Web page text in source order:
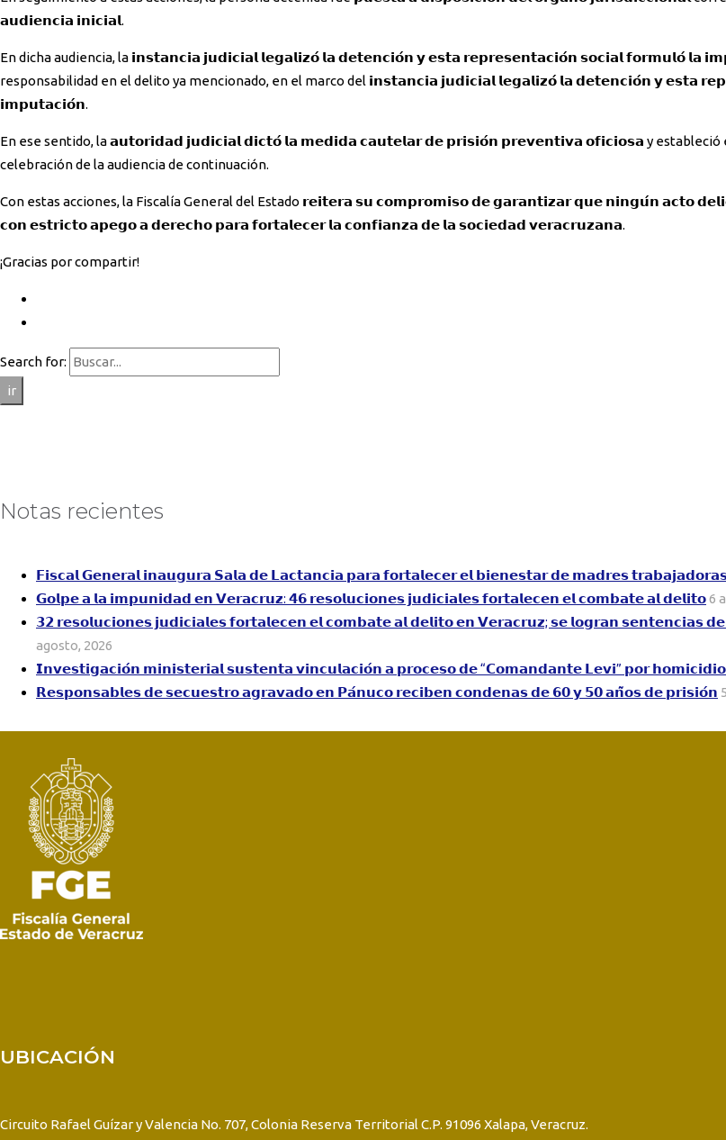
𝗮𝘂𝗱𝗶𝗲𝗻𝗰𝗶𝗮 𝗶𝗻𝗶𝗰𝗶𝗮𝗹.
En dicha audiencia, la 𝗶𝗻𝘀𝘁𝗮𝗻𝗰𝗶𝗮 𝗷𝘂𝗱𝗶𝗰𝗶𝗮𝗹 𝗹𝗲𝗴𝗮𝗹𝗶𝘇𝗼́ 𝗹𝗮 𝗱𝗲𝘁𝗲𝗻𝗰𝗶𝗼́𝗻 𝘆 𝗲𝘀𝘁𝗮 𝗿𝗲𝗽𝗿𝗲𝘀𝗲𝗻𝘁𝗮𝗰𝗶𝗼́𝗻 𝘀𝗼𝗰𝗶𝗮𝗹 𝗳𝗼𝗿𝗺𝘂𝗹𝗼́ 𝗹𝗮
responsabilidad en el delito ya mencionado, en el marco del 𝗶𝗻𝘀𝘁𝗮𝗻𝗰𝗶𝗮 𝗷𝘂𝗱𝗶𝗰𝗶𝗮𝗹 𝗹𝗲𝗴𝗮𝗹𝗶𝘇𝗼́ 𝗹𝗮 𝗱𝗲𝘁𝗲𝗻𝗰𝗶𝗼́𝗻 𝘆 𝗲𝘀𝘁𝗮
𝗶𝗺𝗽𝘂𝘁𝗮𝗰𝗶𝗼́𝗻.
En ese sentido, la 𝗮𝘂𝘁𝗼𝗿𝗶𝗱𝗮𝗱 𝗷𝘂𝗱𝗶𝗰𝗶𝗮𝗹 𝗱𝗶𝗰𝘁𝗼́ 𝗹𝗮 𝗺𝗲𝗱𝗶𝗱𝗮 𝗰𝗮𝘂𝘁𝗲𝗹𝗮𝗿 𝗱𝗲 𝗽𝗿𝗶𝘀𝗶𝗼́𝗻 𝗽𝗿𝗲𝘃𝗲𝗻𝘁𝗶𝘃𝗮 𝗼𝗳𝗶𝗰𝗶𝗼𝘀𝗮 y
celebración de la audiencia de continuación.
Con estas acciones, la Fiscalía General del Estado 𝗿𝗲𝗶𝘁𝗲𝗿𝗮 𝘀𝘂 𝗰𝗼𝗺𝗽𝗿𝗼𝗺𝗶𝘀𝗼 𝗱𝗲 𝗴𝗮𝗿𝗮𝗻𝘁𝗶𝘇𝗮𝗿 𝗾𝘂𝗲 𝗻𝗶𝗻𝗴𝘂́𝗻 𝗮𝗰𝘁𝗼
𝗰𝗼𝗻 𝗲𝘀𝘁𝗿𝗶𝗰𝘁𝗼 𝗮𝗽𝗲𝗴𝗼 𝗮 𝗱𝗲𝗿𝗲𝗰𝗵𝗼 𝗽𝗮𝗿𝗮 𝗳𝗼𝗿𝘁𝗮𝗹𝗲𝗰𝗲𝗿 𝗹𝗮 𝗰𝗼𝗻𝗳𝗶𝗮𝗻𝘇𝗮 𝗱𝗲 𝗹𝗮 𝘀𝗼𝗰𝗶𝗲𝗱𝗮𝗱 𝘃𝗲𝗿𝗮𝗰𝗿𝘂𝘇𝗮𝗻𝗮.
¡Gracias por compartir!
Search for:
ir
Notas recientes
𝗙𝗶𝘀𝗰𝗮𝗹 𝗚𝗲𝗻𝗲𝗿𝗮𝗹 𝗶𝗻𝗮𝘂𝗴𝘂𝗿𝗮 𝗦𝗮𝗹𝗮 𝗱𝗲 𝗟𝗮𝗰𝘁𝗮𝗻𝗰𝗶𝗮 𝗽𝗮𝗿𝗮 𝗳𝗼𝗿𝘁𝗮𝗹𝗲𝗰𝗲𝗿 𝗲𝗹 𝗯𝗶𝗲𝗻𝗲𝘀𝘁𝗮𝗿 𝗱𝗲 𝗺𝗮𝗱𝗿𝗲𝘀
𝗚𝗼𝗹𝗽𝗲 𝗮 𝗹𝗮 𝗶𝗺𝗽𝘂𝗻𝗶𝗱𝗮𝗱 𝗲𝗻 𝗩𝗲𝗿𝗮𝗰𝗿𝘂𝘇: 𝟰𝟲 𝗿𝗲𝘀𝗼𝗹𝘂𝗰𝗶𝗼𝗻𝗲𝘀 𝗷𝘂𝗱𝗶𝗰𝗶𝗮𝗹𝗲𝘀 𝗳𝗼𝗿𝘁𝗮𝗹𝗲𝗰𝗲𝗻 𝗲𝗹 𝗰𝗼𝗺𝗯𝗮𝘁𝗲 𝗮𝗹 𝗱𝗲𝗹𝗶𝘁𝗼6
𝟯𝟮 𝗿𝗲𝘀𝗼𝗹𝘂𝗰𝗶𝗼𝗻𝗲𝘀 𝗷𝘂𝗱𝗶𝗰𝗶𝗮𝗹𝗲𝘀 𝗳𝗼𝗿𝘁𝗮𝗹𝗲𝗰𝗲𝗻 𝗲𝗹 𝗰𝗼𝗺𝗯𝗮𝘁𝗲 𝗮𝗹 𝗱𝗲𝗹𝗶𝘁𝗼 𝗲𝗻 𝗩𝗲𝗿𝗮𝗰𝗿𝘂𝘇; 𝘀𝗲 𝗹𝗼𝗴𝗿𝗮𝗻
agosto, 2026
𝗜𝗻𝘃𝗲𝘀𝘁𝗶𝗴𝗮𝗰𝗶𝗼́𝗻 𝗺𝗶𝗻𝗶𝘀𝘁𝗲𝗿𝗶𝗮𝗹 𝘀𝘂𝘀𝘁𝗲𝗻𝘁𝗮 𝘃𝗶𝗻𝗰𝘂𝗹𝗮𝗰𝗶𝗼́𝗻 𝗮 𝗽𝗿𝗼𝗰𝗲𝘀𝗼 𝗱𝗲 “𝗖𝗼𝗺𝗮𝗻𝗱𝗮𝗻𝘁𝗲 𝗟𝗲𝘃𝗶” 𝗽𝗼𝗿
𝗥𝗲𝘀𝗽𝗼𝗻𝘀𝗮𝗯𝗹𝗲𝘀 𝗱𝗲 𝘀𝗲𝗰𝘂𝗲𝘀𝘁𝗿𝗼 𝗮𝗴𝗿𝗮𝘃𝗮𝗱𝗼 𝗲𝗻 𝗣𝗮́𝗻𝘂𝗰𝗼 𝗿𝗲𝗰𝗶𝗯𝗲𝗻 𝗰𝗼𝗻𝗱𝗲𝗻𝗮𝘀 𝗱𝗲 𝟲𝟬 𝘆 𝟱𝟬 𝗮𝗻̃𝗼𝘀 𝗱𝗲 𝗽𝗿𝗶𝘀𝗶𝗼́𝗻
UBICACIÓN
Circuito Rafael Guízar y Valencia No. 707, Colonia Reserva Territorial C.P. 91096 Xalapa, Veracruz.